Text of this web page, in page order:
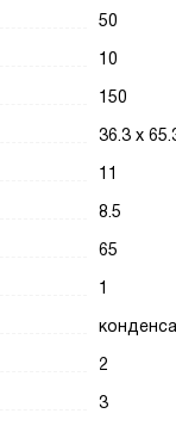
50
10
150
36.3 x
11
8.5
65
1
2
3